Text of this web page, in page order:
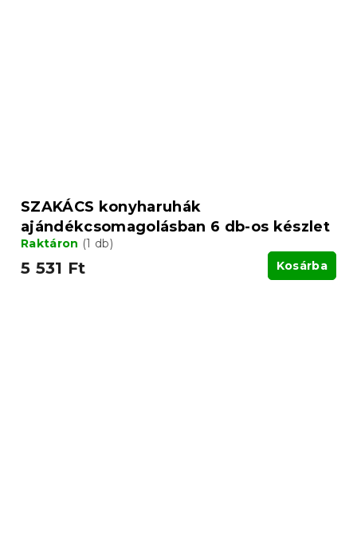
SZAKÁCS konyharuhák
ajándékcsomagolásban 6 db-os készlet
Raktáron (1 db)
5 531 Ft Kosárba